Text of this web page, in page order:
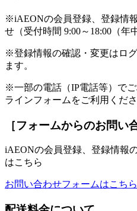
※iAEONの会員登録、登録情
せ（受付時間 9:00～18:00（年
※登録情報の確認・変更はロ
ます。
※一部の電話（IP電話等）で
ラインフォームをご利用くださ
［フォームからのお問い
iAEONの会員登録、登録情報
はこちら
お問い合わせフォームはこちら